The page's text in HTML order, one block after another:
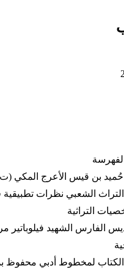
مصادر الخبر وعد الآي دراسة استقرائية تحليلية نقدية مقارنة - د. بشير بن حسن
الشعبي نظرات تطبيقية
التراثية
الفارس الشهيد
محفوظ بمتحف الفن الإسلامي بالقاهرة برقم